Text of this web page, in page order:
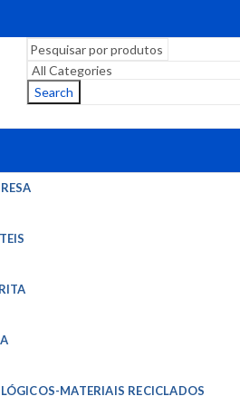
Search
MATERIAIS RECICLADOS